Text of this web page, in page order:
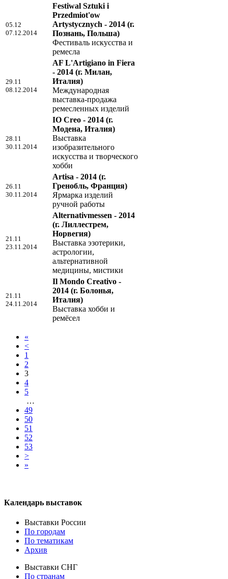
05.12
07.12.2014
Festiwal Sztuki i
Przedmiot'ow
Artystycznych - 2014 (г.
Познань, Польша)
Фестиваль искусства и
ремесла
29.11
08.12.2014
AF L'Artigiano in Fiera
- 2014 (г. Милан,
Италия)
Международная
выставка-продажа
ремесленных изделий
28.11
30.11.2014
IO Creo - 2014 (г.
Модена, Италия)
Выставка
изобразительного
искусства и творческого
хобби
26.11
30.11.2014
Artisa - 2014 (г.
Гренобль, Франция)
Ярмарка изделий
ручной работы
21.11
23.11.2014
Alternativmessen - 2014
(г. Лиллестрем,
Норвегия)
Выставка эзотерики,
астрологии,
альтернативной
медицины, мистики
21.11
24.11.2014
Il Mondo Creativo -
2014 (г. Болонья,
Италия)
Выставка хобби и
ремёсел
«
<
1
2
3
4
5
…
49
50
51
52
53
>
»
Календарь выставок
Выставки России
По городам
По тематикам
Архив
Выставки СНГ
По странам